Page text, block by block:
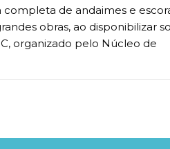
completa de andaimes e
obras, ao disponibilizar
organizado pelo Núcleo de